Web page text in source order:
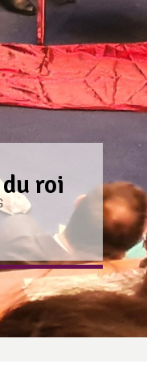
roi